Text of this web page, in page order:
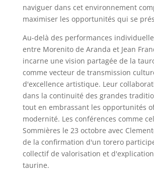
naviguer dans cet environnement
maximiser les opportunités qui se
Au-delà des performances
entre Morenito de Aranda et Jean
incarne une vision partagée de la
comme vecteur de transmission
d'excellence artistique. Leur
dans la continuité des grandes
tout en embrassant les opportunités
modernité. Les conférences comme
Sommières le 23 octobre avec
de la confirmation d'un torero
collectif de valorisation et
taurine.